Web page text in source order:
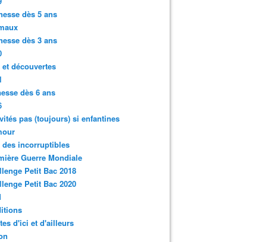
dès 5 ans
dès 3 ans
découvertes
dès 6 ans
pas (toujours) si enfantines
des incorruptibles
Guerre Mondiale
Petit Bac 2018
Petit Bac 2020
d'ici et d'ailleurs